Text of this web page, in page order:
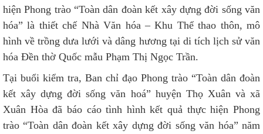
hiện Phong trào “Toàn dân đoàn kết xây dựng đời sống văn
hóa” là thiết chế Nhà Văn hóa – Khu Thể thao thôn, mô
hình về trồng dưa lưới và dâng hương tại di tích lịch sử văn
hóa Đền thờ Quốc mẫu Phạm Thị Ngọc Trần.
Tại buổi kiểm tra, Ban chỉ đạo Phong trào “Toàn dân đoàn
kết xây dựng đời sống văn hoá” huyện Thọ Xuân và xã
Xuân Hòa đã báo cáo tình hình kết quả thực hiện Phong
trào “Toàn dân đoàn kết xây dựng đời sống văn hóa” năm